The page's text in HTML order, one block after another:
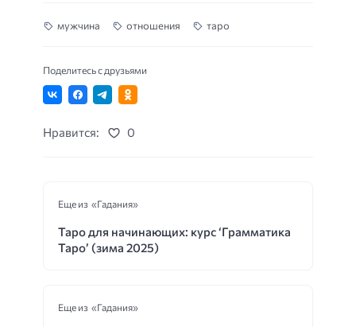
мужчина отношения таро
Поделитесь с друзьями
Нравится: 0
Еще из «Гадания»
Таро для начинающих: курс ‘Грамматика
Таро’ (зима 2025)
Еще из «Гадания»